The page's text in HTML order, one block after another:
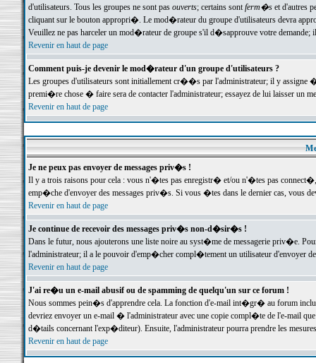
d'utilisateurs. Tous les groupes ne sont pas ouverts; certains sontferm�set d'autres
cliquant sur le bouton appropri�. Le mod�rateur du groupe d'utilisateurs devra
Veuillez ne pas harceler un mod�rateur de groupe s'il d�sapprouve votre demande;
Revenir en haut de page
Comment puis-je devenir le mod�rateur d'un groupe d'utilisateurs ?
Les groupes d'utilisateurs sont initiallement cr��s par l'administrateur; il y
premi�re chose � faire sera de contacter l'administrateur; essayez de lui laisser un
Revenir en haut de page
Je ne peux pas envoyer de messages priv�s !
Il y a trois raisons pour cela : vous n'�tes pas enregistr� et/ou n'�tes pas
emp�che d'envoyer des messages priv�s. Si vous �tes dans le dernier cas, vous
Revenir en haut de page
Je continue de recevoir des messages priv�s non-d�sir�s !
Dans le futur, nous ajouterons une liste noire au syst�me de messagerie priv�e.
l'administrateur; il a le pouvoir d'emp�cher compl�tement un utilisateur d'envoyer
Revenir en haut de page
J'ai re�u un e-mail abusif ou de spamming de quelqu'un sur ce forum !
Nous sommes pein�s d'apprendre cela. La fonction d'e-mail int�gr� au forum inclut
devriez envoyer un e-mail � l'administrateur avec une copie compl�te de l'e-mail
d�tails concernant l'exp�diteur). Ensuite, l'administrateur pourra prendre les
Revenir en haut de page